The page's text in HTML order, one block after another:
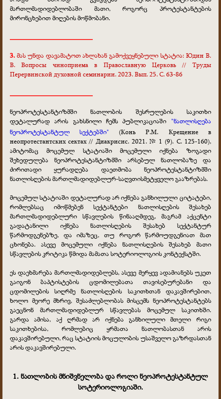
მართლმადიდებლობაში მათი, როგორც პროტესტანტების
მირონცხებით მიღების მოწმობანი.
3. მას უნდა დავამატოთ ახლახან გამოქვეყნებული სტატია: Юдин В.
В. Вопросы чиноприема в Православную Церковь // Труды
Перервинской духовной семинарии. 2023. Вып. 25. С. 63-86
ნეოპროტესტანტიზმში ნათლობის შესრულების საკითხი
დეტალურად არის გახსნილი ჩემს პუბლიკაციაში "ნათლისღება
ნეოპროტესტანტულ სექტებში"
(Конь Р.М. Крещение в
неопротестантских сектах // Диакрисис. 2021. № 1 (9). С. 125-160),
ამიტომაც მოცემულ სტატიაში მოცემული იქნება ზოგადი
შეხედულება ნეოპროტესტანტიზმში არსებულ ნათლობაზე და
ძირითადი ყურადღება დაეთმობა ნეოპროტესტანტიზმში
ნათლისღების მართლმადიდებლურ-საღვთისმეტყველო გააზრებას.
მოცემულ სტატიაში დეტალურად არ იქნება განხილული ციტატები,
რომლებსაც იმოწმებენ სექტანტები ნათლისღების შესახებ
მართლმადიდებლური სწავლების წინააღმდეგ, მაგრამ აქცენტი
გადატანილი იქნება ნათლისღების შესახებ სექტანტურ
წარმოდგენებზე, და იმაზეც, თუ როგორ წარმოუდგენიათ მათ
ცხონება. ასევე მოცემული იქნება ნათლისღების შესახებ მათი
სწავლების კრიტიკა წმიდა მამათა სოტერიოლოგიის კონტექსტში.
ეს დაეხმარება მართლმადიდებლებს, ასევე მერყევ ადამიანებს უკეთ
გაიგონ ბაპტისტების ცდომილებათა თავისებურებანი და
ცდომილების სიღრმე ნათლისღების საკითხთან დაკავშირებით,
ხოლო მეორე მხრივ, შესაძლებლობას მისცემს ნეოპროტესტანტებს
გაეცნონ მართლმადიდებლურ სწავლებას მოცემულ საკითხში.
გარდა ამისა, აქ ღრმად არ იქნება განხილული მთელი რიგი
საკითხებისა, რომლებიც ყრმათა ნათლობასთან არის
დაკავშირებული, რაც სტატიის მოცულობის უსაშველო გაზრდასთან
არის დაკავშირებული.
1. ნათლობის მნიშვნელობა და როლი ნეოპროტესტანტულ
სოტერიოლოგიაში.